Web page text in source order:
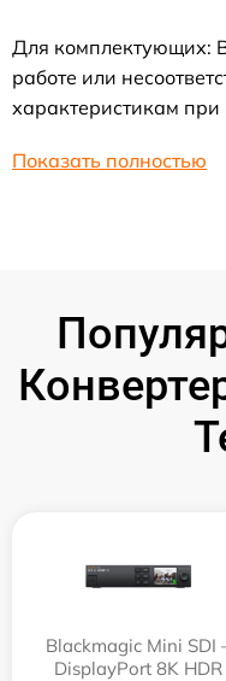
Для комплектующих:
работе или
характеристикам
Показать полностью
Blackmagic Mini SDI
DisplayPort 8K HDR